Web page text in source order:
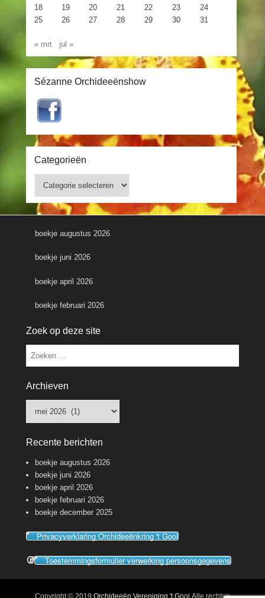
18
19 20 21 22 23
24
25
26 27 28 29 30 31
« mrt jul »
Sézanne Orchideeënshow
Categorieën
boekje augustus 2026
boekje juni 2026
boekje april 2026
boekje februari 2026
Zoek op deze site
Zoeken
Archieven
Recente berichten
boekje augustus 2026
boekje juni 2026
boekje april 2026
boekje februari 2026
boekje december 2025
Privacyverklaring Orchideeënkring 't Gooi
Toestemmingsformulier verwerking persoonsgegevens
Copyright © 2019 Orchideeën Vereniging 't Gooi Alle rechten